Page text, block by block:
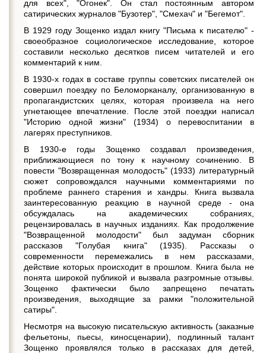
для всех", "Огонек". Он стал постоянным автором
сатирических журналов "Бузотер", "Смехач" и "Бегемот".
В 1929 году Зощенко издал книгу "Письма к писателю" -
своеобразное социологическое исследование, которое
составили несколько десятков писем читателей и его
комментарий к ним.
В 1930-х годах в составе группы советских писателей он
совершил поездку по Беломорканалу, организованную в
пропагандистских целях, которая произвела на него
угнетающее впечатление. После этой поездки написал
"Историю одной жизни" (1934) о перевоспитании в
лагерях преступников.
В 1930-е годы Зощенко создавал произведения,
приближающиеся по тону к научному сочинению. В
повести "Возвращенная молодость" (1933) литературный
сюжет сопровождался научными комментариями по
проблеме раннего старения и хандры. Книга вызвала
заинтересованную реакцию в научной среде - она
обсуждалась на академических собраниях,
рецензировалась в научных изданиях. Как продолжение
"Возвращенной молодости" был задуман сборник
рассказов "Голубая книга" (1935). Рассказы о
современности перемежались в нем рассказами,
действие которых происходит в прошлом. Книга была не
понята широкой публикой и вызвала разгромные отзывы.
Зощенко фактически было запрещено печатать
произведения, выходящие за рамки "положительной
сатиры".
Несмотря на высокую писательскую активность (заказные
фельетоны, пьесы, киносценарии), подлинный талант
Зощенко проявлялся только в рассказах для детей,